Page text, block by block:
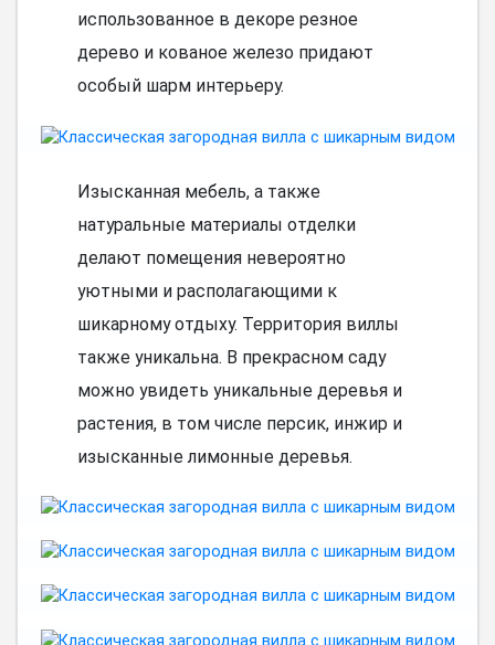
использованное в декоре резное
дерево и кованое железо придают
особый шарм интерьеру.
Изысканная мебель, а также
натуральные материалы отделки
делают помещения невероятно
уютными и располагающими к
шикарному отдыху. Территория виллы
также уникальна. В прекрасном саду
можно увидеть уникальные деревья и
растения, в том числе персик, инжир и
изысканные лимонные деревья.